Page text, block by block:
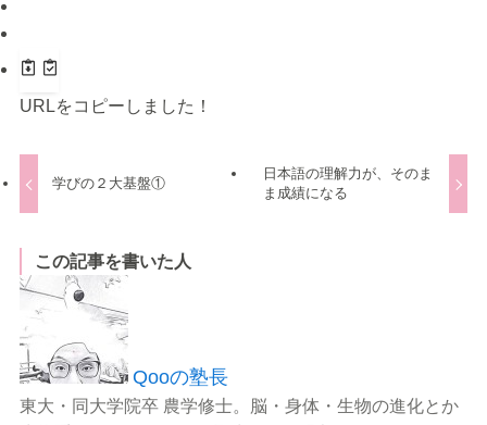
URLをコピーしました！
学びの２大基盤①
日本語の理解力が、そのま
ま成績になる
この記事を書いた人
Qooの塾長
東大・同大学院卒 農学修士。脳・身体・生物の進化とか